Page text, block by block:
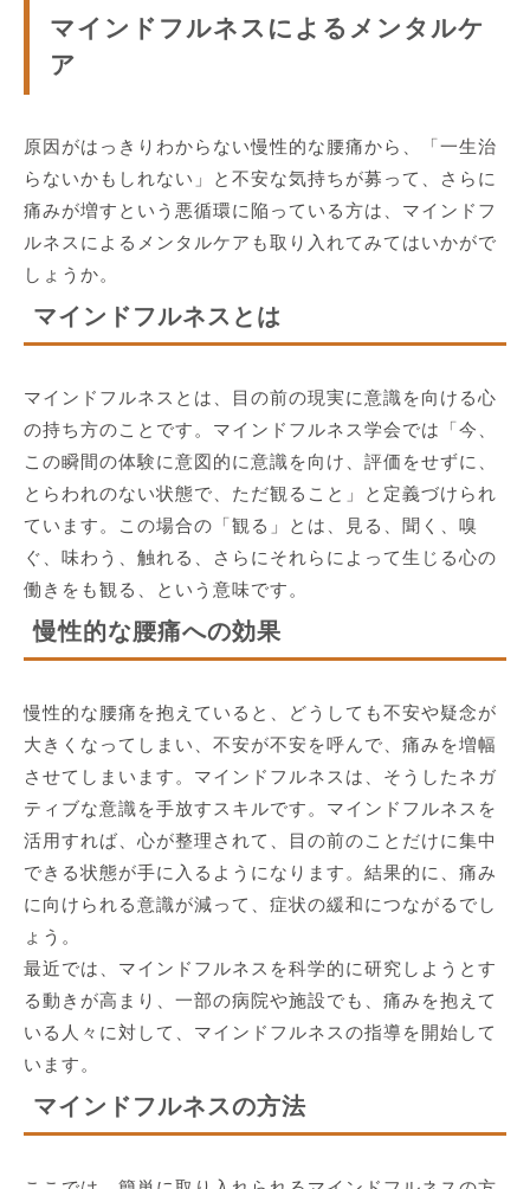
マインドフルネスによるメンタルケ
ア
原因がはっきりわからない慢性的な腰痛から、「一生治
らないかもしれない」と不安な気持ちが募って、さらに
痛みが増すという悪循環に陥っている方は、マインドフ
ルネスによるメンタルケアも取り入れてみてはいかがで
しょうか。
マインドフルネスとは
マインドフルネスとは、目の前の現実に意識を向ける心
の持ち方のことです。マインドフルネス学会では「今、
この瞬間の体験に意図的に意識を向け、評価をせずに、
とらわれのない状態で、ただ観ること」と定義づけられ
ています。この場合の「観る」とは、見る、聞く、嗅
ぐ、味わう、触れる、さらにそれらによって生じる心の
働きをも観る、という意味です。
慢性的な腰痛への効果
慢性的な腰痛を抱えていると、どうしても不安や疑念が
大きくなってしまい、不安が不安を呼んで、痛みを増幅
させてしまいます。マインドフルネスは、そうしたネガ
ティブな意識を手放すスキルです。マインドフルネスを
活用すれば、心が整理されて、目の前のことだけに集中
できる状態が手に入るようになります。結果的に、痛み
に向けられる意識が減って、症状の緩和につながるでし
ょう。
最近では、マインドフルネスを科学的に研究しようとす
る動きが高まり、一部の病院や施設でも、痛みを抱えて
いる人々に対して、マインドフルネスの指導を開始して
います。
マインドフルネスの方法